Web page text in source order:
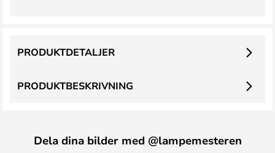
PRODUKTBESKRIVNING
PRODUKTDETALJER
Dela dina bilder med @lampemesteren